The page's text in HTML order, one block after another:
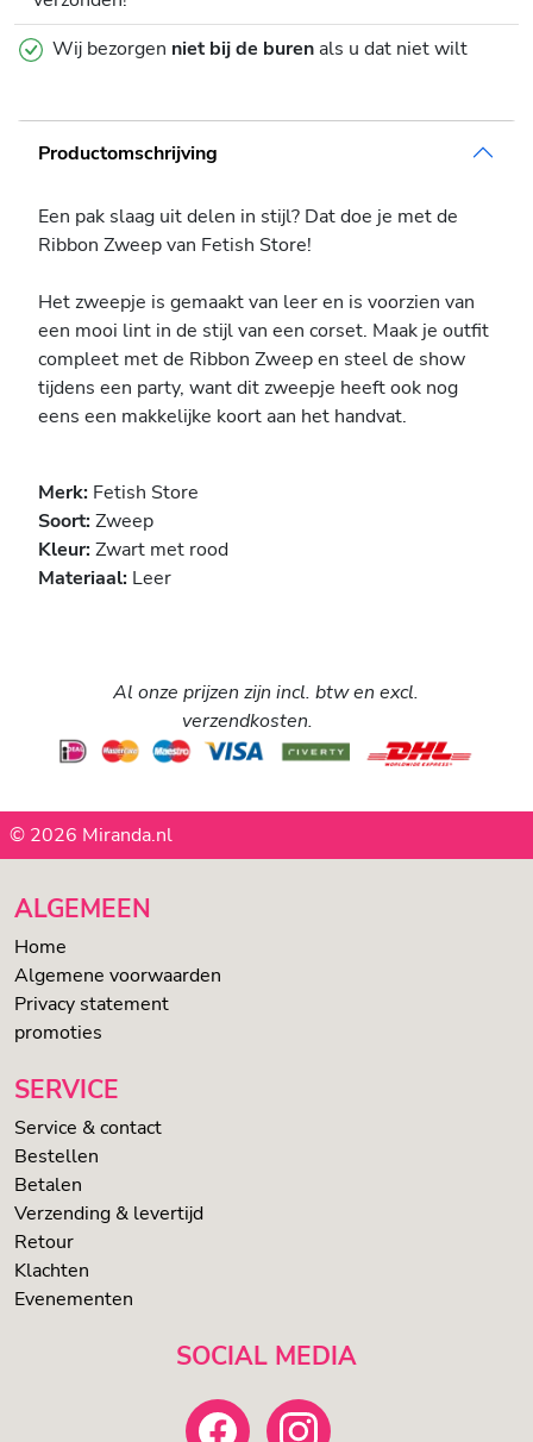
Wij bezorgen niet bij de burenals u dat niet wilt
Productomschrijving
Een pak slaag uit delen in stijl? Dat doe je met de
Ribbon Zweep van Fetish Store!
Het zweepje is gemaakt van leer en is voorzien van
een mooi lint in de stijl van een corset. Maak je outfit
compleet met de Ribbon Zweep en steel de show
tijdens een party, want dit zweepje heeft ook nog
eens een makkelijke koort aan het handvat.
Merk: Fetish Store
Soort:Zweep
Kleur:Zwart met rood
Materiaal: Leer
Al onze prijzen zijn incl. btw en excl.
verzendkosten.
© 2026 Miranda.nl
ALGEMEEN
Home
Algemene voorwaarden
Privacy statement
promoties
SERVICE
Service & contact
Bestellen
Betalen
Verzending & levertijd
Retour
Klachten
Evenementen
SOCIAL MEDIA